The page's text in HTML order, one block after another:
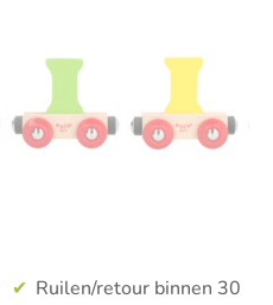
Ruilen/retour binnen 30